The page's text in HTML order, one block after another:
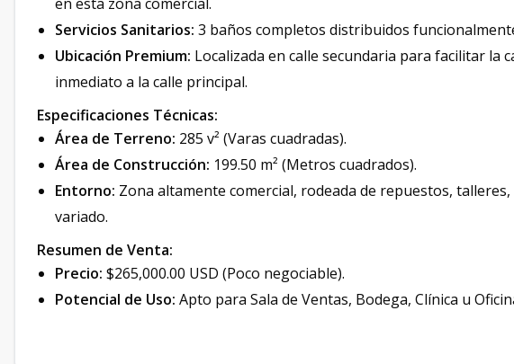
Servicios Sanitarios: 3 baños completos distribuidos
Ubicación Premium: Localizada en calle secundaria para facilitar la
inmediato a la calle principal.
Especificaciones Técnicas:
Área de Terreno: 285 v² (Varas cuadradas).
Área de Construcción: 199.50 m² (Metros cuadrados).
Entorno: Zona altamente comercial, rodeada de repuestos,
variado.
Resumen de Venta:
Precio: $265,000.00 USD (Poco negociable).
Potencial de Uso: Apto para Sala de Ventas, Bodega, Clínica u